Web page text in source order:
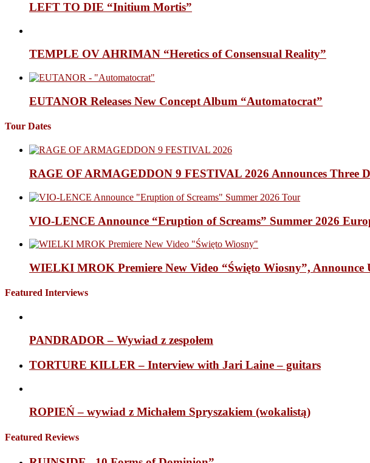
LEFT TO DIE “Initium Mortis”
TEMPLE OV AHRIMAN “Heretics of Consensual Reality”
EUTANOR Releases New Concept Album “Automatocrat”
Tour Dates
RAGE OF ARMAGEDDON 9 FESTIVAL 2026 Announces Three
VIO-LENCE Announce “Eruption of Screams” Summer 2026
WIELKI MROK Premiere New Video “Święto Wiosny”,
Featured Interviews
PANDRADOR – Wywiad z zespołem
TORTURE KILLER – Interview with Jari Laine – guitars
ROPIEŃ – wywiad z Michałem Spryszakiem (wokalistą)
Featured Reviews